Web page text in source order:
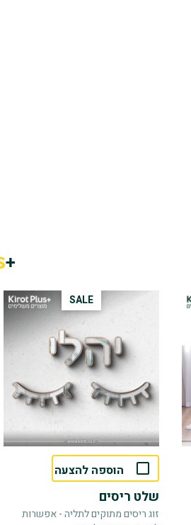
SALE
הוספה להצעה
שלט ריסים
זוג ריסים מתוקים לתליה - אפשרות